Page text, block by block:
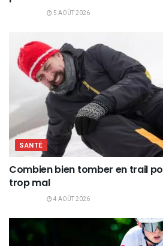
5 AOÛT 2026
SANTÉ
Combien bien tomber en trail
trop mal
4 AOÛT 2026